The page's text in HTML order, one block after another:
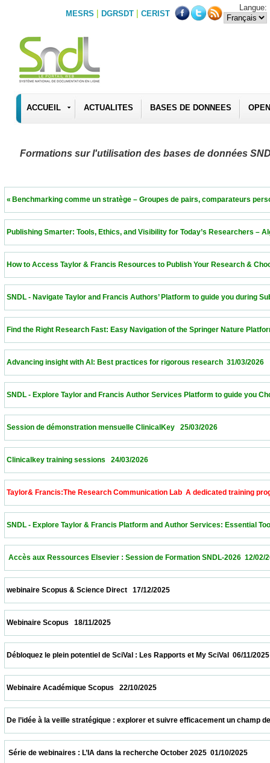
MESRS | DGRSDT | CERIST
Langue:
ACCUEIL ACTUALITES BASES DE DONNEES
Formations sur l'utilisation des bases de données
« Benchmarking comme un stratège – Groupes de pairs,
Publishing Smarter: Tools, Ethics, and Visibility for Today’s
How to Access Taylor & Francis Resources to Publish Your
SNDL - Navigate Taylor and Francis Authors’ Platform to guide you
Find the Right Research Fast: Easy Navigation of the Springer
Advancing insight with AI: Best practices for rigorous research
SNDL - Explore Taylor and Francis Author Services Platform to
Session de démonstration mensuelle ClinicalKey   25/03/2026
Clinicalkey training sessions   24/03/2026
Taylor& Francis:The Research Communication Lab  A dedicated
SNDL - Explore Taylor & Francis Platform and Author Services:
Accès aux Ressources Elsevier : Session de Formation SNDL-
webinaire Scopus & Science Direct   17/12/2025
Webinaire Scopus   18/11/2025
Débloquez le plein potentiel de SciVal : Les Rapports et My
Webinaire Académique Scopus   22/10/2025
De l’idée à la veille stratégique : explorer et suivre efficacement
Série de webinaires : L’IA dans la recherche October 2025  01/